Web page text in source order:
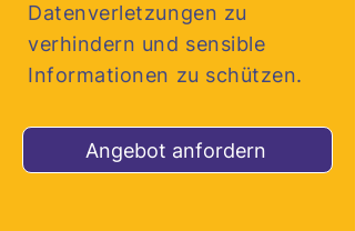
Datenverletzungen zu
verhindern und sensible
Informationen zu schützen.
Angebot anfordern